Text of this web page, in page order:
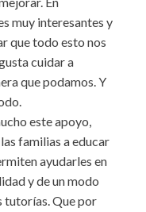
muy interesantes y
que todo esto nos
cuidar a
que podamos. Y
este apoyo,
familias a educar
ayudarles en
y de un modo
tutorías. Que por